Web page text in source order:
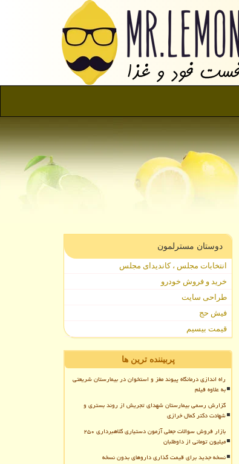
دوستان مسترلمون
انتخابات مجلس ، کاندیدای مجلس
خرید و فروش خودرو
طراحی سایت
فیش حج
قیمت بیسیم
پربیننده ترین ها
راه اندازی درمانگاه پیوند مغز و استخوان در بیمارستان شریعتی
به علاوه فیلم
گزارش رسمی بیمارستان شهدای تجریش از روند بستری و
شهادت دکتر کمال خرازی
بازار فروش سوالات جعلی آزمون دستیاری کلاهبرداری ۲۵۰
میلیون تومانی از داوطلبان
نسخه جدید برای قیمت گذاری داروهای بدون نسخه